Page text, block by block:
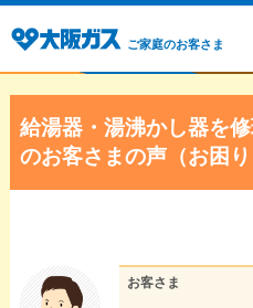
ご家庭のお客さま
給湯器・湯沸かし器を
のお客さまの声（お困り
お客さま